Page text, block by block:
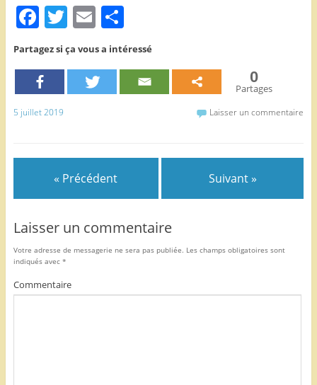
F
c
e
b
o
T
itt
er
E
m
ai
l
P
ar
ta
Partagez si ça vous a intéressé
0
Partages
5 juillet 2019 Laisser un commentaire
« Précédent Suivant »
Laisser un commentaire
Votre adresse de messagerie ne sera pas publiée. Les champs obligatoires sont
indiqués avec *
Commentaire